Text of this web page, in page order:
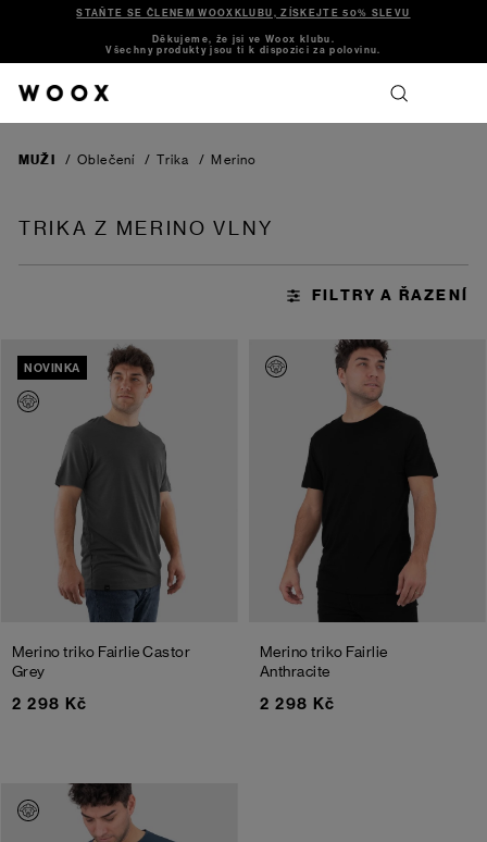
STAŇTE SE ČLENEM WOOXKLUBU, ZÍSKEJTE 50% SLEVU
Děkujeme, že jsi ve Woox klubu.
Všechny produkty jsou ti k dispozici za polovinu.
MUŽI / Oblečení / Trika / Merino
TRIKA Z MERINO VLNY
NOVINKA
Merino triko FairlieCastor
Grey
2 298 Kč
Merino triko Fairlie
Anthracite
2 298 Kč